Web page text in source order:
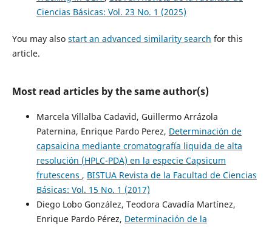
Ciencias Básicas: Vol. 23 No. 1 (2025)
You may also start an advanced similarity search for this
article.
Most read articles by the same author(s)
Marcela Villalba Cadavid, Guillermo Arrázola
Paternina, Enrique Pardo Perez, Determinación de
capsaicina mediante cromatografía liquida de alta
resolución (HPLC-PDA) en la especie Capsicum
frutescens , BISTUA Revista de la Facultad de Ciencias
Básicas: Vol. 15 No. 1 (2017)
Diego Lobo González, Teodora Cavadía Martínez,
Enrique Pardo Pérez, Determinación de la